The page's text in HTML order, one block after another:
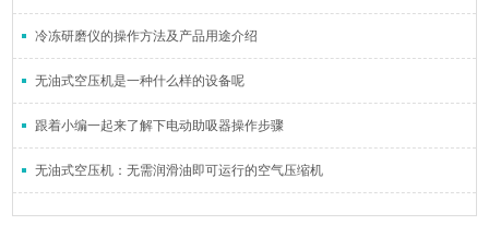
冷冻研磨仪的操作方法及产品用途介绍
无油式空压机是一种什么样的设备呢
跟着小编一起来了解下电动助吸器操作步骤
无油式空压机：无需润滑油即可运行的空气压缩机